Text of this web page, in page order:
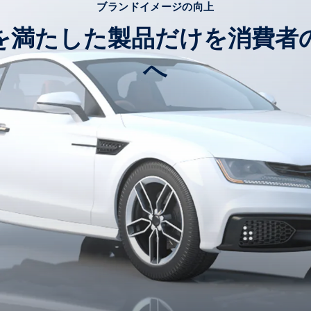
ブランドイメージの向上
満たした製品だけを消費者
へ